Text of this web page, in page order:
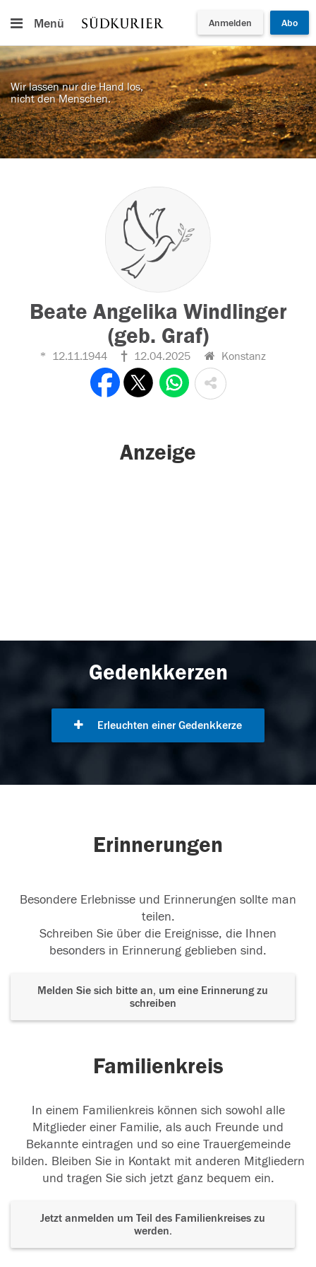
Menü Anmelden Abo
Wir lassen nur die Hand los,
nicht den Menschen.
Beate Angelika Windlinger
(geb. Graf)
12.11.1944 12.04.2025 Konstanz
Anzeige
Gedenkkerzen
Erleuchten einer Gedenkkerze
Erinnerungen
Besondere Erlebnisse und Erinnerungen sollte man
teilen.
Schreiben Sie über die Ereignisse, die Ihnen
besonders in Erinnerung geblieben sind.
Melden Sie sich bitte an, um eine Erinnerung zu
schreiben
Familienkreis
In einem Familienkreis können sich sowohl alle
Mitglieder einer Familie, als auch Freunde und
Bekannte eintragen und so eine Trauergemeinde
bilden. Bleiben Sie in Kontakt mit anderen Mitgliedern
und tragen Sie sich jetzt ganz bequem ein.
Jetzt anmelden um Teil des Familienkreises zu
werden.